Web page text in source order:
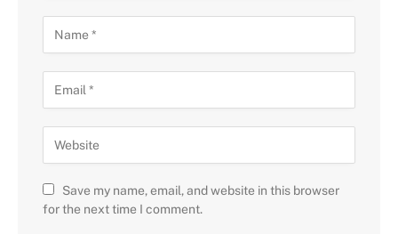
Save my name, email, and website in this browser
for the next time I comment.